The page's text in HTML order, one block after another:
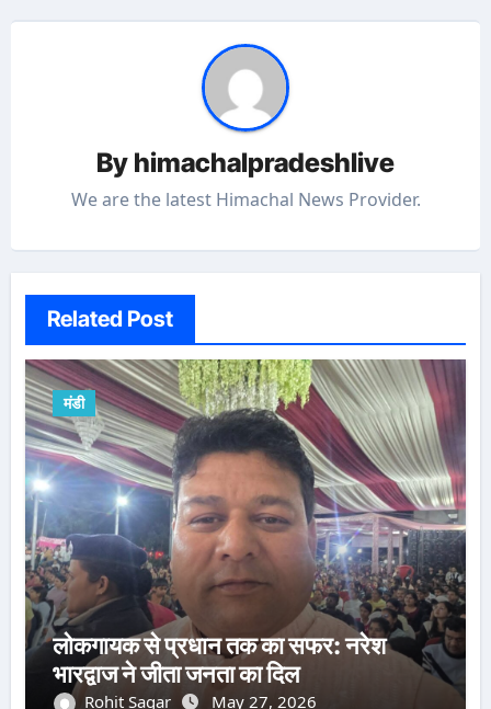
By himachalpradeshlive
We are the latest Himachal News Provider.
Related Post
मंडी
लोकगायक से प्रधान तक का सफर: नरेश
भारद्वाज ने जीता जनता का दिल
Rohit Sagar May 27, 2026